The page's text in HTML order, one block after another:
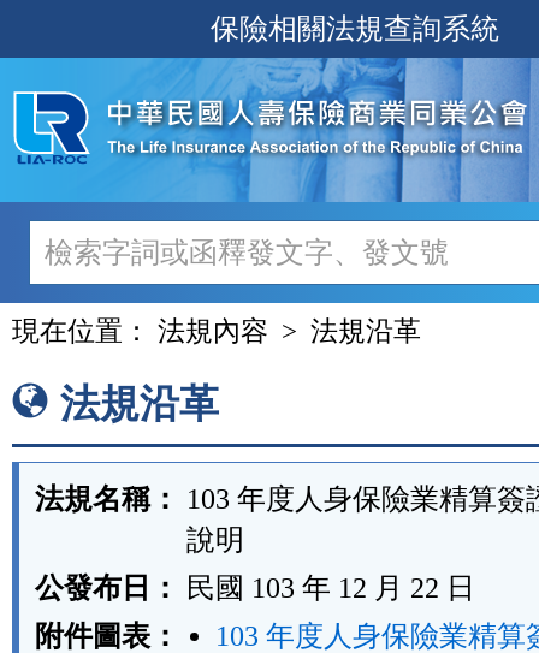
至
主
內
容
保險相關法規查詢系統
現在位置： 法規內容 法規沿革
法規沿革
法規名稱：
103 年度人身保險業精算簽
說明
公發布日：
民國 103 年 12 月 22 日
附件圖表：
103 年度人身保險業精算